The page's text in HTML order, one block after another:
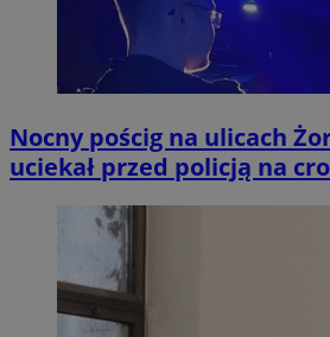
Nocny pościg na ulicach
uciekał przed policją na